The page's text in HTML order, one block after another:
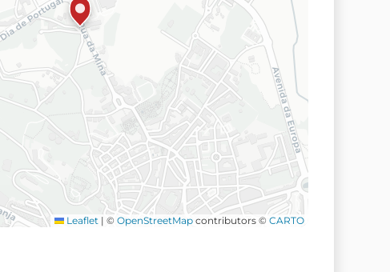
Leaflet | © OpenStreetMap contributors © CARTO